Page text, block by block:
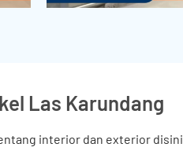
Las Karundang
interior dan exterior disini.